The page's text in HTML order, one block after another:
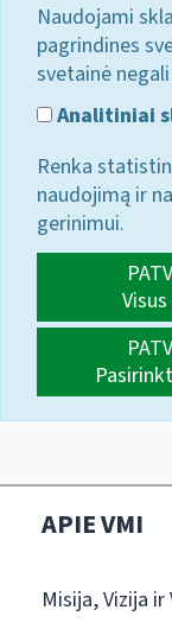
Naudojami
pagrindines
svetainė
Analitiniai
Renka
naudojimą ir
gerinimui.
APIE VMI
Misija, Vizija ir